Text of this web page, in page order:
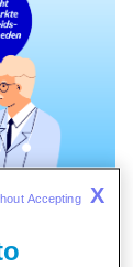
Accepting X